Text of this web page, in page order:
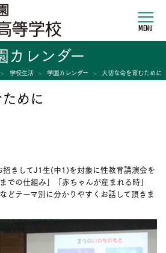
MENU
カレンダー
学校生活 学園カレンダー 大切な命を育むために
めに
きしてJ1生(中1)を対象に性教育講演会を
での仕組み」「赤ちゃんが産まれる時」
どテーマ別に分かりやすくお話して頂きま